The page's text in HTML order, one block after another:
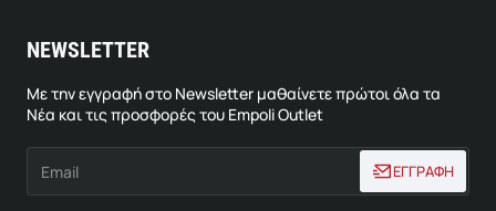
NEWSLETTER
Με την εγγραφή στο Newsletter μαθαίνετε πρώτοι όλα τα
Νέα και τις προσφορές του Empoli Outlet
ΕΓΓΡΑΦΗ